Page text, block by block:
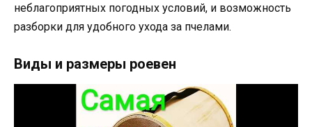
неблагоприятных погодных условий, и возможность
разборки для удобного ухода за пчелами.
Виды и размеры роевен